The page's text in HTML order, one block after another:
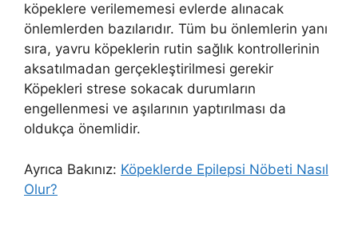
köpeklere verilememesi evlerde alınacak
önlemlerden bazılarıdır. Tüm bu önlemlerin yanı
sıra, yavru köpeklerin rutin sağlık kontrollerinin
aksatılmadan gerçekleştirilmesi gerekir
Köpekleri strese sokacak durumların
engellenmesi ve aşılarının yaptırılması da
oldukça önemlidir.
Ayrıca Bakınız: Köpeklerde Epilepsi Nöbeti Nasıl
Olur?